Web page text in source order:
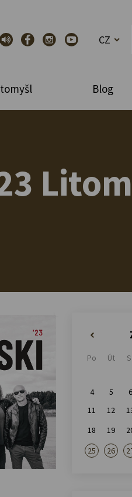
CZ
Blog
Po Út
4
5 6
11
12
18
19
25
26